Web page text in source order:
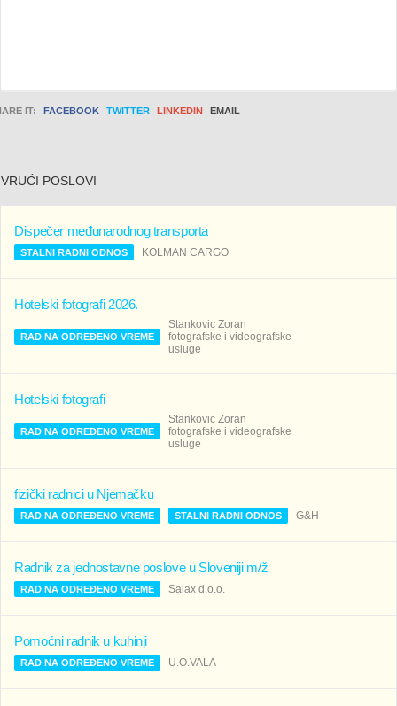
IT: FACEBOOK TWITTER LINKEDIN EMAIL
VRUĆI POSLOVI
Dispečer međunarodnog transporta
STALNI RADNI ODNOS KOLMAN CARGO
Hotelski fotografi 2026.
RAD NA ODREĐENO VREME
Stankovic Zoran
fotografske i videografske
usluge
Hotelski fotografi
RAD NA ODREĐENO VREME
Stankovic Zoran
fotografske i videografske
usluge
fizički radnici u Njemačku
RAD NA ODREĐENO VREME STALNI RADNI ODNOS G&H
Radnik za jednostavne poslove u Sloveniji m/ž
RAD NA ODREĐENO VREME Salax d.o.o.
Pomoćni radnik u kuhinji
RAD NA ODREĐENO VREME U.O.VALA